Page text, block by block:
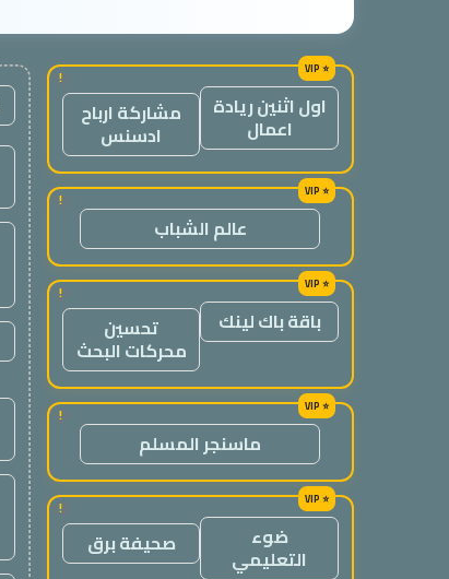
!
اول اثنين ريادة
اعمال مشاركة ارباح
ادسنس
!
عالم الشباب
!
باقة باك لينك تحسين
محركات البحث
!
ماسنجر المسلم
!
ضوء
التعليمي صحيفة برق